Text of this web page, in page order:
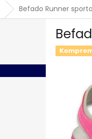
Befado Runner